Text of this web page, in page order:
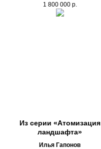
1 800 000 р.
Из серии «Атомизация
ландшафта»
Илья Гапонов